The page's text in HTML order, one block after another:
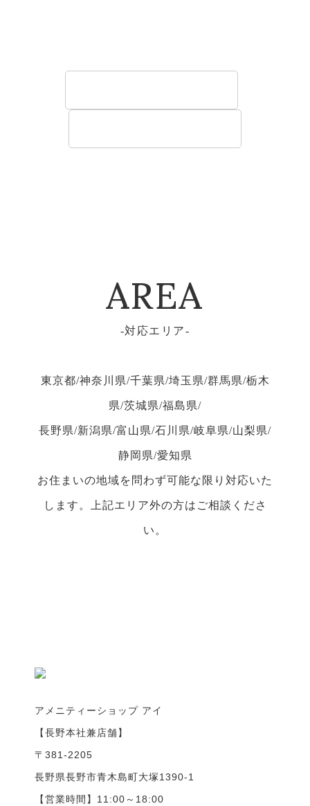
AREA
対応エリア
東京都/神奈川県/千葉県/埼玉県/群馬県/栃木
県/茨城県/福島県/
長野県/新潟県/富山県/石川県/岐阜県/山梨県/
静岡県/愛知県
お住まいの地域を問わず可能な限り対応いた
します。上記エリア外の方はご相談くださ
い。
アメニティーショップ アイ
【長野本社兼店舗】
〒381-2205
長野県長野市青木島町大塚1390-1
【営業時間】11:00～18:00